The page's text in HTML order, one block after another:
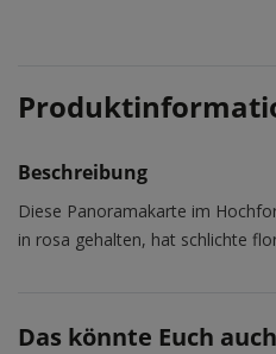
Beschreibung
Diese Panoramakarte im
in rosa gehalten, hat schlichte
Das könnte Euch